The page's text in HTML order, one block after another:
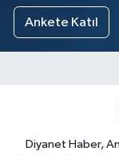
Ankete Katıl
Diyanet Haber,